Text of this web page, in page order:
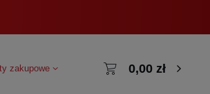
zakupowe 0,00 zł